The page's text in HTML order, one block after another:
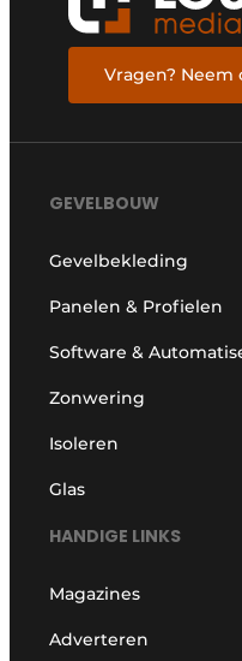
Vragen? Neem
GEVELBOUW
Gevelbekleding
Panelen & Profielen
Software &
Zonwering
Isoleren
Glas
HANDIGE LINKS
Magazines
Adverteren